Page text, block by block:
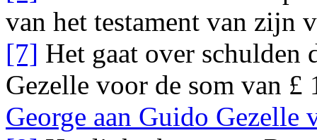
van het testament van zijn
[7] Het gaat over
Gezelle voor de som van £
George aan Guido Gezelle